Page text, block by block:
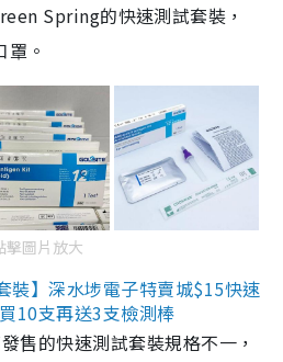
Spring的快速測試套裝，
。
擊圖片放大
裝】深水埗電子特賣城$15快速
10支再送3支檢測棒
售的快速測試套裝規格不一，